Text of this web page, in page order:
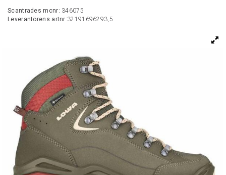
Scantrades mcnr: 346075
Leverantörens artnr:32191696293,5